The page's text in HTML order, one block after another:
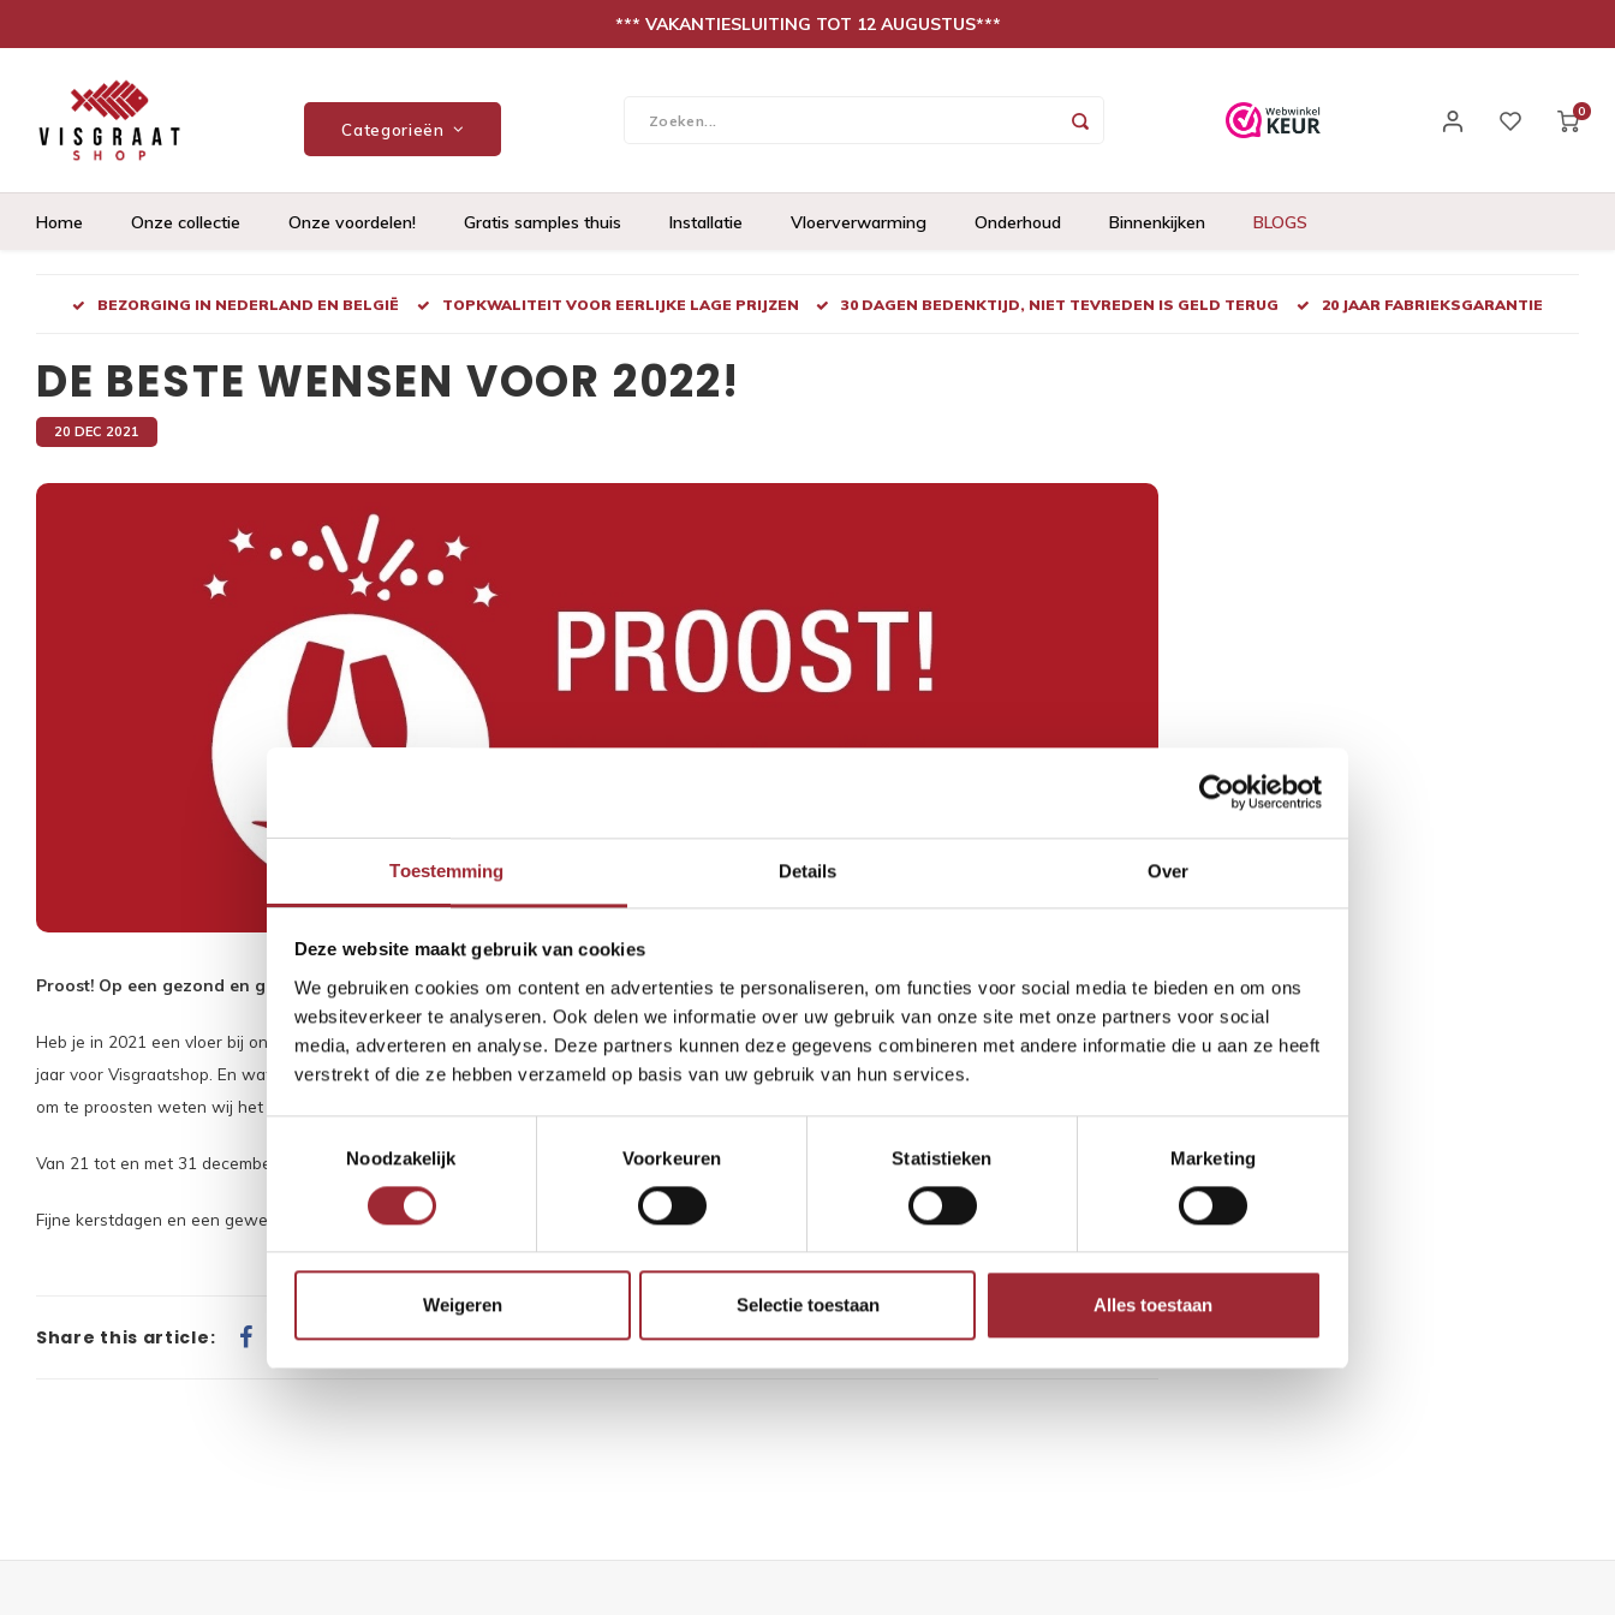
Toestemming Details Over
Deze website maakt gebruik van cookies
We gebruiken cookies om content en advertenties te personaliseren, om functies voor social media te bieden en om ons
websiteverkeer te analyseren. Ook delen we informatie over uw gebruik van onze site met onze partners voor social
media, adverteren en analyse. Deze partners kunnen deze gegevens combineren met andere informatie die u aan ze heeft
verstrekt of die ze hebben verzameld op basis van uw gebruik van hun services.
Noodzakelijk
Voorkeuren Statistieken Marketing
Weigeren Selectie toestaan Alles toestaan
*** VAKANTIESLUITING TOT 12 AUGUSTUS***
Categorieën
0
Home Onze collectie Onze voordelen! Gratis samples thuis Installatie Vloerverwarming Onderhoud Binnenkijken BLOGS
BEZORGING IN NEDERLAND EN BELGIË TOPKWALITEIT VOOR EERLIJKE LAGE PRIJZEN 30 DAGEN BEDENKTIJD, NIET TEVREDEN IS GELD TERUG 20 JAAR FABRIEKSGARANTIE
DE BESTE WENSEN VOOR 2022!
20 DEC 2021
Proost! Op een gezond en gelukkig 2022
Heb je in 2021 een vloer bij ons gekocht? Dan willen we je vanaf deze plek even heel hartelijk bedanken. Mede dankzij jou was het een succesvol
jaar voor Visgraatshop. En wat nog mooier is: door al jullie fijne reviews gaan we met maar liefst een 9,8 het nieuwe jaar in! Als dat geen reden is
om te proosten weten wij het ook niet meer :)
Van 21 tot en met 31 december zijn we even met vakantie. Vanaf maandag 3 januari staan we weer uitgerust voor je klaar!
Fijne kerstdagen en een geweldig 2022 gewenst namens het team van Visgraatshop!
Share this article: